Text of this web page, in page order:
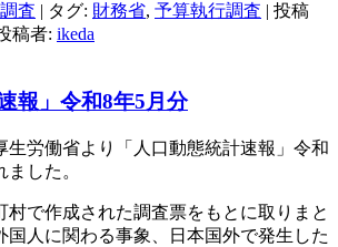
査 | タグ: 財務省, 予算執行調査 | 投稿
稿者: ikeda
報」令和8年5月分
生労働省より「人口動態統計速報」令和
した。
村で作成された調査票をもとに取りまと
国人に関わる事象、日本国外で発生した